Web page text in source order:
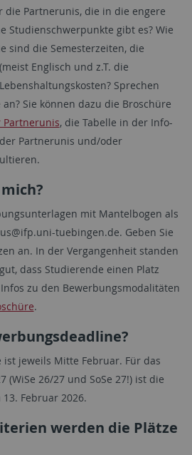
die Partnerunis, die in die engere
Studienschwerpunkte gibt es? Wie
sind die Semesterzeiten, die
Englisch und z.T. die
Sprechen
Sie können dazu die Broschüre
, die Tabelle in der Info-
Partnerunis und/oder
mit Mantelbogen als
tuebingen.de. Geben Sie
an. In der Vergangenheit standen
dass Studierende einen Platz
zu den Bewerbungsmodalitäten
.
jeweils Mitte Februar. Für das
(WiSe 26/27 und SoSe 27!) ist die
Februar 2026.
werden die Plätze